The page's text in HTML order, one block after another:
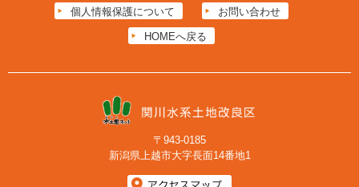
個人情報保護について お問い合わせ
HOMEへ戻る
〒943-0185
新潟県上越市大字長面14番地1